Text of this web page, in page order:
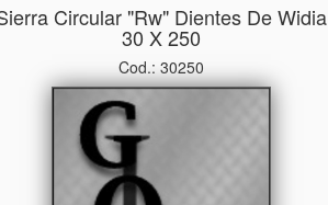
Circular "rw" Dientes De Widia
30 X 250
Cod.: 30250